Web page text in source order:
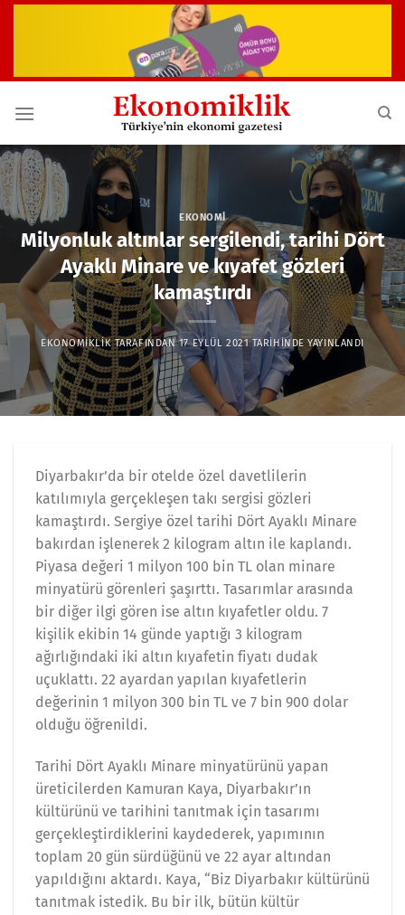
EKONOMI
Milyonluk altınlar sergilendi, tarihi Dört
Ayaklı Minare ve kıyafet gözleri
kamaştırdı
EKONOMIKLIKTARAFINDAN 17 EYLÜL 2021TARIHINDE YAYINLANDI
Diyarbakır’da bir otelde özel davetlilerin
katılımıyla gerçekleşen takı sergisi gözleri
kamaştırdı. Sergiye özel tarihi Dört Ayaklı Minare
bakırdan işlenerek 2 kilogram altın ile kaplandı.
Piyasa değeri 1 milyon 100 bin TL olan minare
minyatürü görenleri şaşırttı. Tasarımlar arasında
bir diğer ilgi gören ise altın kıyafetler oldu. 7
kişilik ekibin 14 günde yaptığı 3 kilogram
ağırlığındaki iki altın kıyafetin fiyatı dudak
uçuklattı. 22 ayardan yapılan kıyafetlerin
değerinin 1 milyon 300 bin TL ve 7 bin 900 dolar
olduğu öğrenildi.
Tarihi Dört Ayaklı Minare minyatürünü yapan
üreticilerden Kamuran Kaya, Diyarbakır’ın
kültürünü ve tarihini tanıtmak için tasarımı
gerçekleştirdiklerini kaydederek, yapımının
toplam 20 gün sürdüğünü ve 22 ayar altından
yapıldığını aktardı. Kaya, “Biz Diyarbakır kültürünü
tanıtmak istedik. Bu bir ilk, bütün kültür